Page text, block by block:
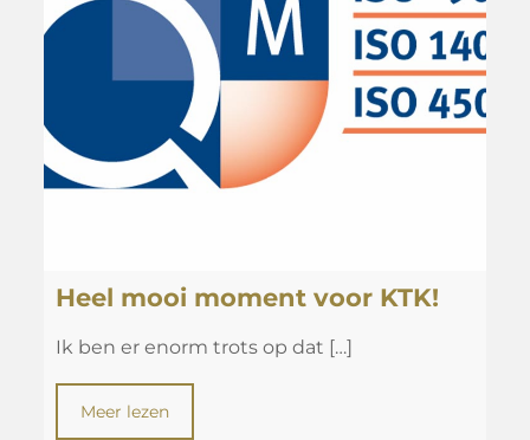
Heel mooi moment voor KTK!
Ik ben er enorm trots op dat […]
Meer lezen